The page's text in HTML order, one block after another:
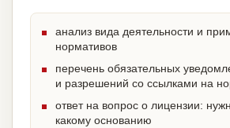
анализ вида деятельности и
нормативов
перечень обязательных
и разрешений со ссылками на
ответ на вопрос о лицензии:
какому основанию